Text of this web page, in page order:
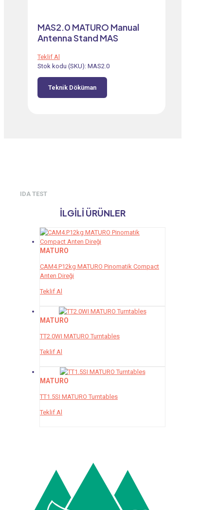
MAS2.0 MATURO Manual
Antenna Stand MAS
Teklif Al
Stok kodu (SKU): MAS2.0
Teknik Döküman
IDA TEST
İLGILI ÜRÜNLER
MATURO
CAM4.P12kg MATURO Pinomatik Compact
Anten Direği
Teklif Al
MATURO
TT2.0WI MATURO Turntables
Teklif Al
MATURO
TT1.5SI MATURO Turntables
Teklif Al